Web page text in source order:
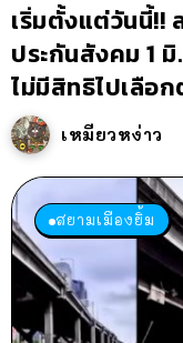
เริ่มตั้งแต่วันนี้!!
ประกันสังคม 1
ไม่มีสิทธิไปเลือก
เหมียวหง่าว
สยามเมืองยิ้ม